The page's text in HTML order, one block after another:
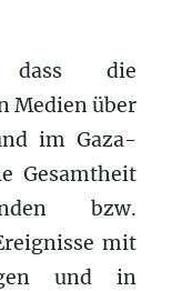
die
Medien über
im Gaza-
Gesamtheit
bzw.
mit
und in